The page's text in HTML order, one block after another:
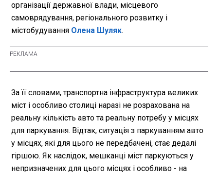
організації державної влади, місцевого
самоврядування, регіонального розвитку і
містобудування Олена Шуляк.
За її словами, транспортна інфраструктура великих
міст і особливо столиці наразі не розрахована на
реальну кількість авто та реальну потребу у місцях
для паркування. Відтак, ситуація з паркуванням авто
у місцях, які для цього не передбачені, стає дедалі
гіршою. Як наслідок, мешканці міст паркуються у
непризначених для цього місцях і особливо - на